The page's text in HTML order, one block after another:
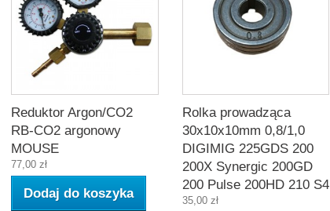
Reduktor Argon/CO2
RB-CO2 argonowy
MOUSE
77,00 zł
Dodaj do koszyka
Rolka prowadząca
30x10x10mm 0,8/1,0
DIGIMIG 225GDS 200
200X Synergic 200GD
200 Pulse 200HD 210 S4
35,00 zł